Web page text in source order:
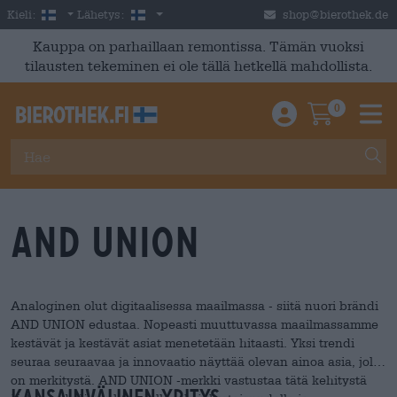
Skip to main content
Kieli: Finnish
Lähetys: Suomi shop@bierothek.de
Kauppa on parhaillaan remontissa. Tämän vuoksi
tilausten tekeminen ei ole tällä hetkellä mahdollista.
Einloggen /
0
And Union
Analoginen olut digitaalisessa maailmassa - siitä nuori brändi
AND UNION edustaa. Nopeasti muuttuvassa maailmassamme
kestävät ja kestävät asiat menetetään hitaasti. Yksi trendi
seuraa seuraavaa ja innovaatio näyttää olevan ainoa asia, jolla
on merkitystä. AND UNION -merkki vastustaa tätä kehitystä